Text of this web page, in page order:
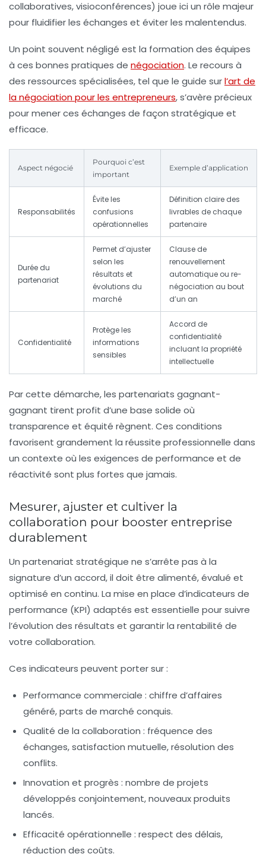
collaboratives, visioconférences) joue ici un rôle majeur
pour fluidifier les échanges et éviter les malentendus.
Un point souvent négligé est la formation des équipes
à ces bonnes pratiques de négociation. Le recours à
des ressources spécialisées, tel que le guide surl’art de
la négociation pour les entrepreneurs, s’avère précieux
pour mener ces échanges de façon stratégique et
efficace.
Aspect négocié
Pourquoi c’est
important
Exemple d’application
Responsabilités
Évite les
confusions
opérationnelles
Définition claire des
livrables de chaque
partenaire
Durée du
partenariat
Permet d’ajuster
selon les
résultats et
évolutions du
marché
Clause de
renouvellement
automatique ou re-
négociation au bout
d’un an
Confidentialité
Protège les
informations
sensibles
Accord de
confidentialité
incluant la propriété
intellectuelle
Par cette démarche, les partenariats gagnant-
gagnant tirent profit d’une base solide où
transparence et équité règnent. Ces conditions
favorisent grandement la réussite professionnelle dans
un contexte où les exigences de performance et de
réactivité sont plus fortes que jamais.
Mesurer, ajuster et cultiver la
collaboration pour booster entreprise
durablement
Un partenariat stratégique ne s’arrête pas à la
signature d’un accord, il doit être alimenté, évalué et
optimisé en continu. La mise en place d’indicateurs de
performance (KPI) adaptés est essentielle pour suivre
l’évolution des résultats et garantir la rentabilité de
votre collaboration.
Ces indicateurs peuvent porter sur :
Performance commerciale : chiffre d’affaires
généré, parts de marché conquis.
Qualité de la collaboration : fréquence des
échanges, satisfaction mutuelle, résolution des
conflits.
Innovation et progrès : nombre de projets
développés conjointement, nouveaux produits
lancés.
Efficacité opérationnelle : respect des délais,
réduction des coûts.